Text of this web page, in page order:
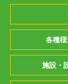
各種
施設・